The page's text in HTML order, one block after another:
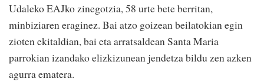
Udaleko EAJko zinegotzia, 58 urte bete berritan,
minbiziaren eraginez. Bai atzo goizean beilatokian egin
zioten ekitaldian, bai eta arratsaldean Santa Maria
parrokian izandako elizkizunean jendetza bildu zen azken
agurra ematera.